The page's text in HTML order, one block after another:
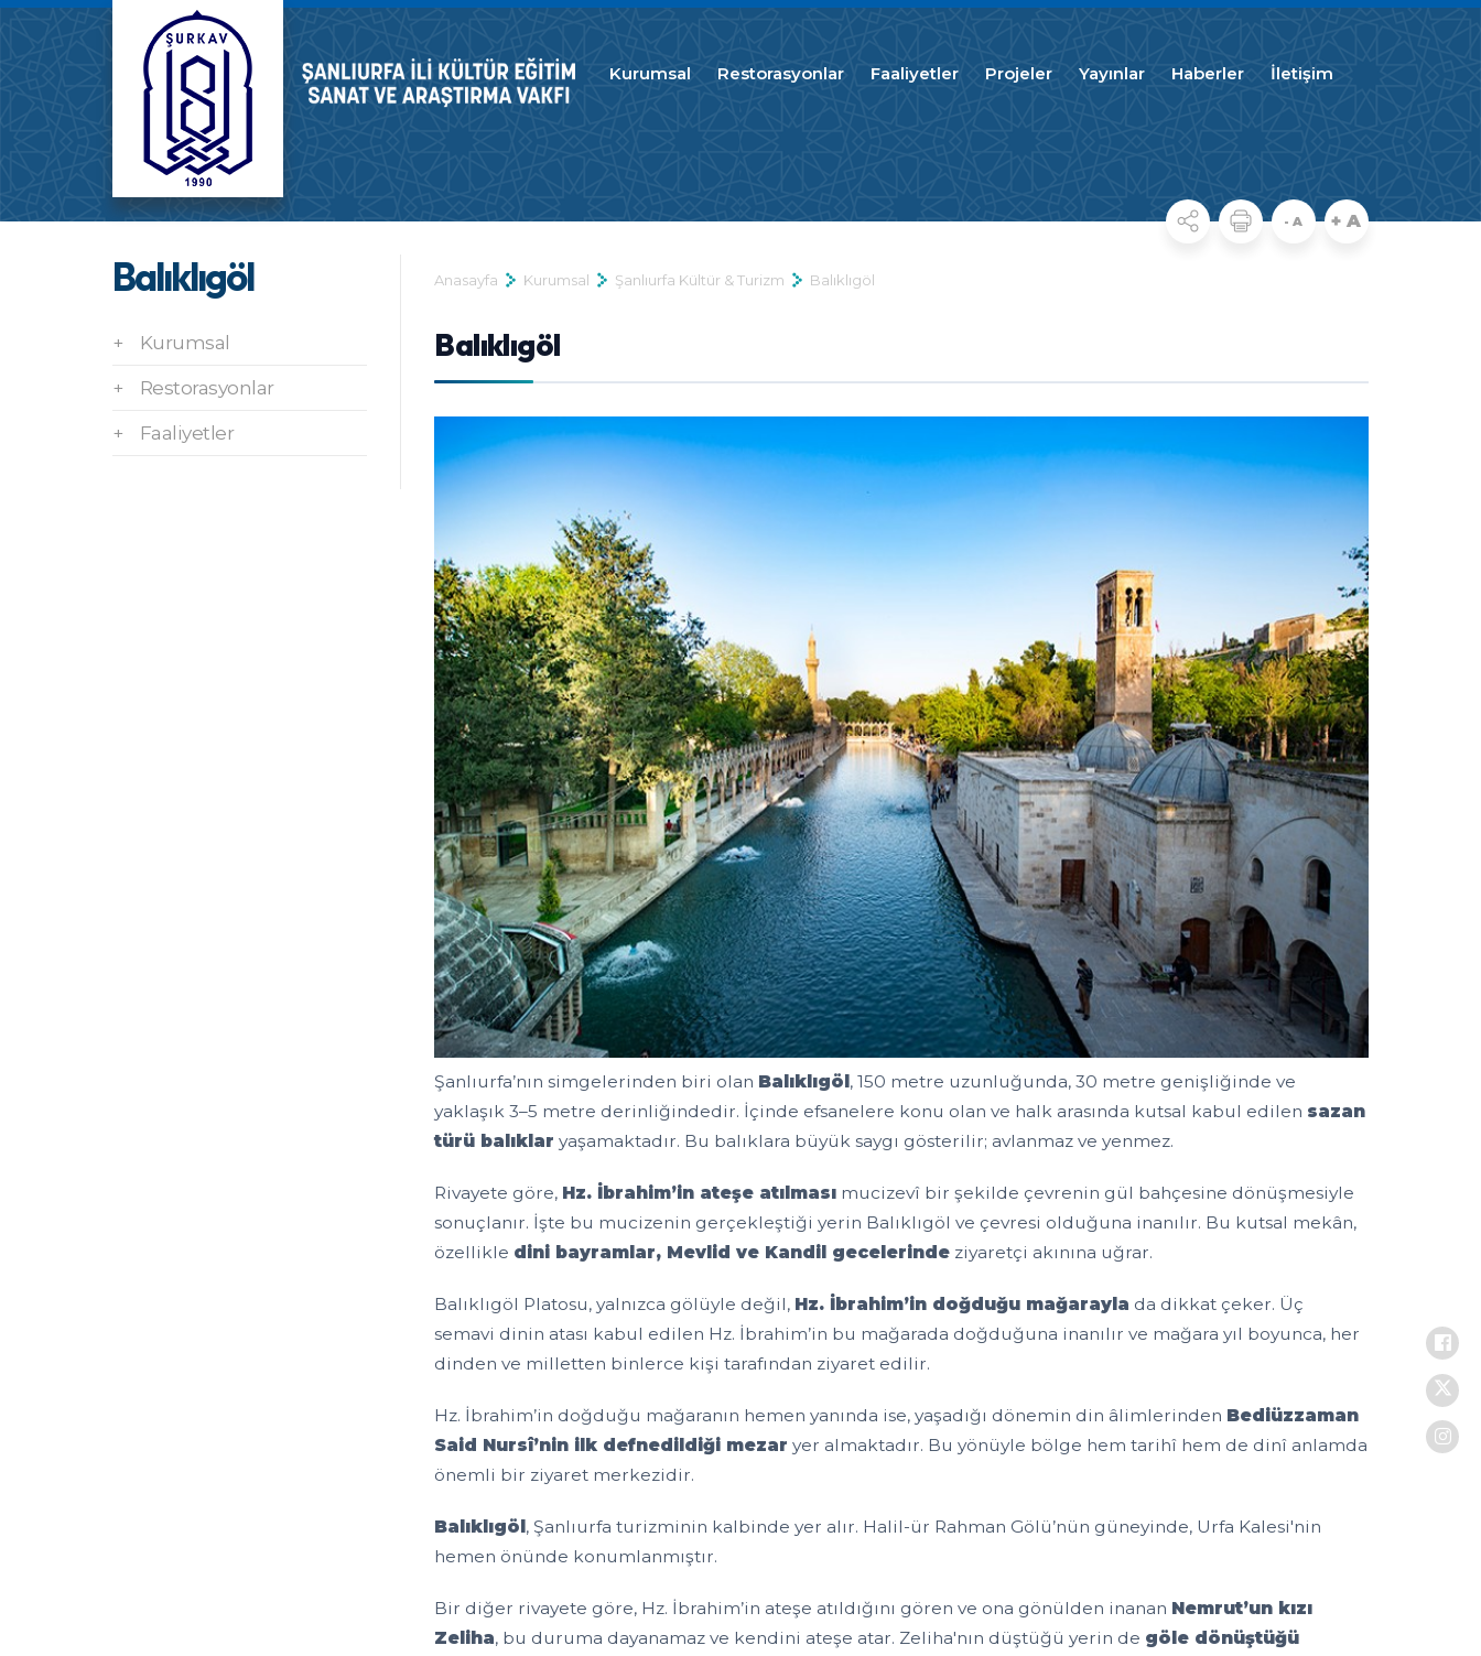
Kurumsal Restorasyonlar Faaliyetler Projeler Yayınlar Haberler İletişim
Balıklıgöl
+ Kurumsal
+ Restorasyonlar
+ Faaliyetler
- A + A
Anasayfa Kurumsal Şanlıurfa Kültür & Turizm Balıklıgöl
Balıklıgöl
Şanlıurfa’nın simgelerinden biri olan Balıklıgöl , 150 metre uzunluğunda, 30 metre genişliğinde ve
yaklaşık 3–5 metre derinliğindedir. İçinde efsanelere konu olan ve halk arasında kutsal kabul edilen sazan
türü balıklar yaşamaktadır. Bu balıklara büyük saygı gösterilir; avlanmaz ve yenmez.
Rivayete göre, Hz. İbrahim’in ateşe atılması mucizevî bir şekilde çevrenin gül bahçesine dönüşmesiyle
sonuçlanır. İşte bu mucizenin gerçekleştiği yerin Balıklıgöl ve çevresi olduğuna inanılır. Bu kutsal mekân,
özellikle dini bayramlar, Mevlid ve Kandil gecelerinde ziyaretçi akınına uğrar.
Balıklıgöl Platosu, yalnızca gölüyle değil, Hz. İbrahim’in doğduğu mağarayla da dikkat çeker. Üç
semavi dinin atası kabul edilen Hz. İbrahim’in bu mağarada doğduğuna inanılır ve mağara yıl boyunca, her
dinden ve milletten binlerce kişi tarafından ziyaret edilir.
Hz. İbrahim’in doğduğu mağaranın hemen yanında ise, yaşadığı dönemin din âlimlerinden Bediüzzaman
Said Nursî’nin ilk defnedildiği mezar yer almaktadır. Bu yönüyle bölge hem tarihî hem de dinî anlamda
önemli bir ziyaret merkezidir.
Balıklıgöl , Şanlıurfa turizminin kalbinde yer alır. Halil-ür Rahman Gölü’nün güneyinde, Urfa Kalesi'nin
hemen önünde konumlanmıştır.
Bir diğer rivayete göre, Hz. İbrahim’in ateşe atıldığını gören ve ona gönülden inanan Nemrut’un kızı
Zeliha, bu duruma dayanamaz ve kendini ateşe atar. Zeliha'nın düştüğü yerin de göle dönüştüğü